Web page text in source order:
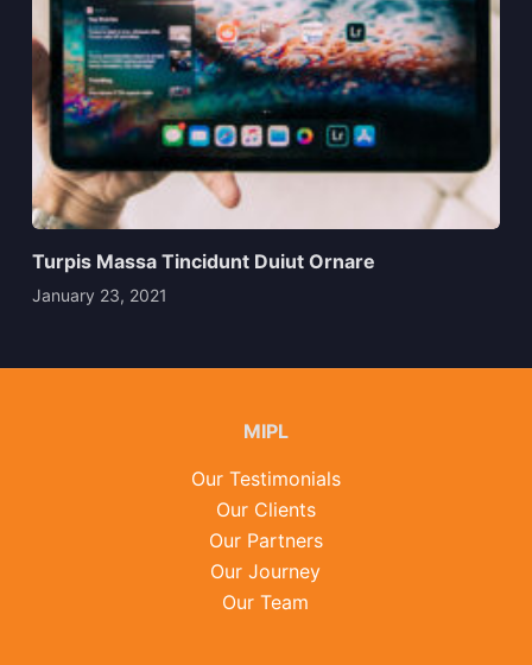
Turpis Massa Tincidunt Duiut Ornare
January 23, 2021
MIPL
Our Testimonials
Our Clients
Our Partners
Our Journey
Our Team